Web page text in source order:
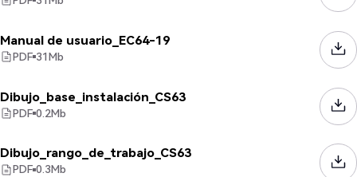
Manual de usuario_EC64-19
PDF 31Mb
Dibujo_base_instalación_CS63
PDF 0.2Mb
Dibujo_rango_de_trabajo_CS63
PDF 0.3Mb